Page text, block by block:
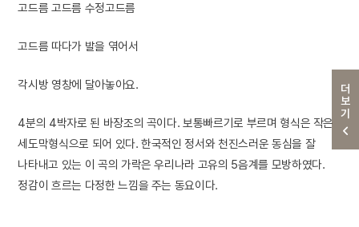
더보기
고드름 고드름 수정고드름
고드름 따다가 발을 엮어서
각시방 영창에 달아놓아요.
4분의 4박자로 된 바장조의 곡이다. 보통빠르기로 부르며 형식은 작은
세도막형식으로 되어 있다. 한국적인 정서와 천진스러운 동심을 잘
나타내고 있는 이 곡의 가락은 우리나라 고유의 5음계를 모방하였다.
정감이 흐르는 다정한 느낌을 주는 동요이다.